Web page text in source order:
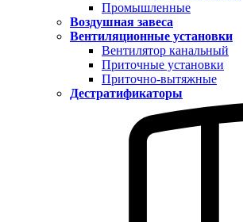
Промышленные
Воздушная завеса
Вентиляционные установки
Вентилятор канальный
Приточные установки
Приточно-вытяжные
Дестратификаторы